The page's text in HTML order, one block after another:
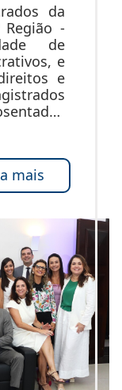
da
Região -
de
e
e
mais